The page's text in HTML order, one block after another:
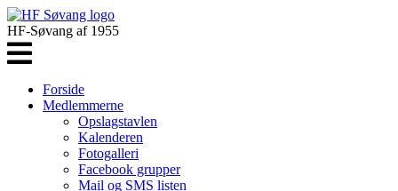
HF-Søvang af 1955
Forside
Medlemmerne
Opslagstavlen
Kalenderen
Fotogalleri
Facebook grupper
Mail og SMS listen